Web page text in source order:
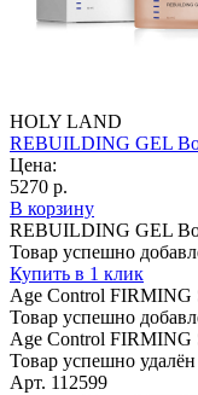
HOLY LAND
REBUILDING GEL
Цена:
5270 р.
В корзину
REBUILDING GEL
Товар успешно
Купить в 1 клик
Age Control FIRMING
Товар успешно
Age Control FIRMING
Товар успешно
Арт. 112599